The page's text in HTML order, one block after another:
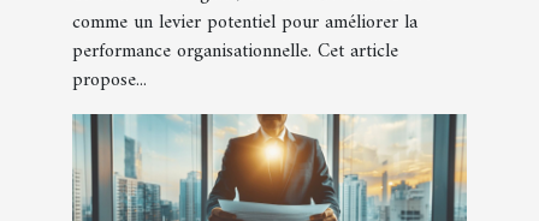
comme un levier potentiel pour améliorer la
performance organisationnelle. Cet article
propose...